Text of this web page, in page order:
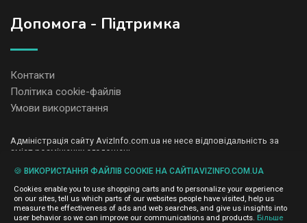
Допомога - Підтримка
Контакти
Політика cookie-файлів
Умови використання
Адміністрація сайту AvizInfo.com.ua не несе відповідальність за
зміст розміщених оголошень.
і не продаємо особисту інформацію зареєстрованих користувачів
AvizInfo.com.ua третім особам. Ми не відповідаємо за правила
конфіденційності сайтів на які посилається AvizInfo.com.ua. На
деяких сторінках нашого сайту представлена реклама Google
Adsense Advertising Network. Щоб дізнатися детальніше про
🍪 ВИКОРИСТАННЯ ФАЙЛІВ COOKIE НА САЙТІAVIZINFO.COM.UA
Cookies enable you to use shopping carts and to personalize your experience
on our sites, tell us which parts of our websites people have visited, help us
measure the effectiveness of ads and web searches, and give us insights into
user behavior so we can improve our communications and products. Більше